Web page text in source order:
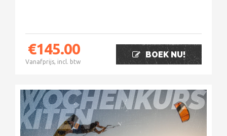
€145.00
Vanafprijs, incl. btw
BOEK NU!
WOCHENKURS
KITEN